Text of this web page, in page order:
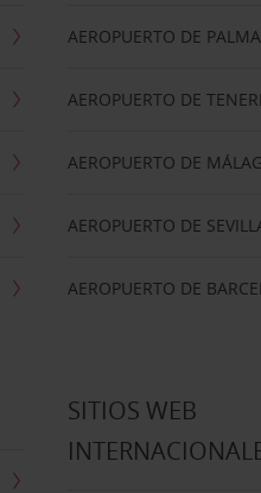
AEROPUERTO DE
AEROPUERTO DE
AEROPUERTO DE
AEROPUERTO DE
AEROPUERTO DE
SITIOS WEB